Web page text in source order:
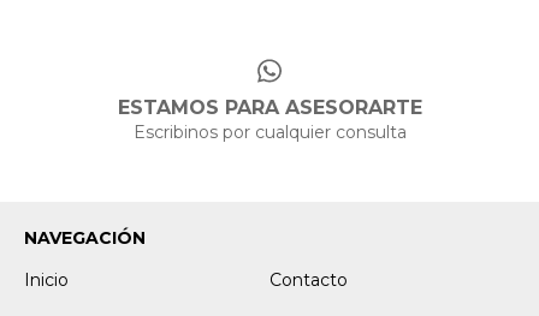
ESTAMOS PARA ASESORARTE
Escribinos por cualquier consulta
NAVEGACIÓN
Inicio
Contacto